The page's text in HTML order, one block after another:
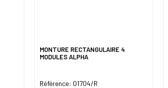
MONTURE RECTANGULAIRE 4
MODULES ALPHA
Référence: 01704/R